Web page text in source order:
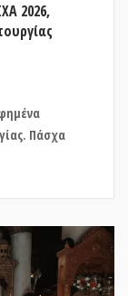
2026,
Πάσχα